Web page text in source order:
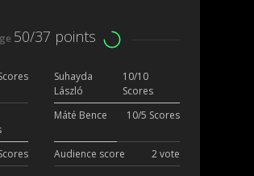
50/37 points
Suhayda
László
10/10
Scores
Máté Bence 10/5 Scores
Audience score 2 vote